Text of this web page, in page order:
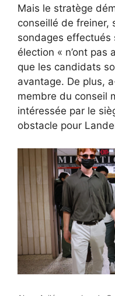
Mais le stratège
conseillé de freiner,
sondages effectués
élection « n’ont pas
que les candidats
avantage. De plus,
membre du conseil
intéressée par le
obstacle pour